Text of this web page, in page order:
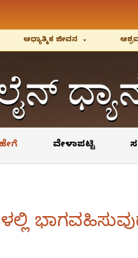
ಆಧ್ಯಾತ್ಮಿಕ ಜೀವನ
ವೇಳಾಪಟ್ಟಿ